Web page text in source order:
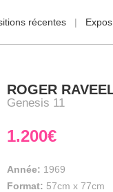
récentes
ROGER
Genesis 11
1.200€
Année: 1969
Format: 57cm x 77cm